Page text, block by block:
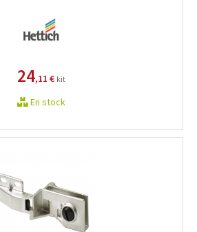
24,11 € kit
En stock